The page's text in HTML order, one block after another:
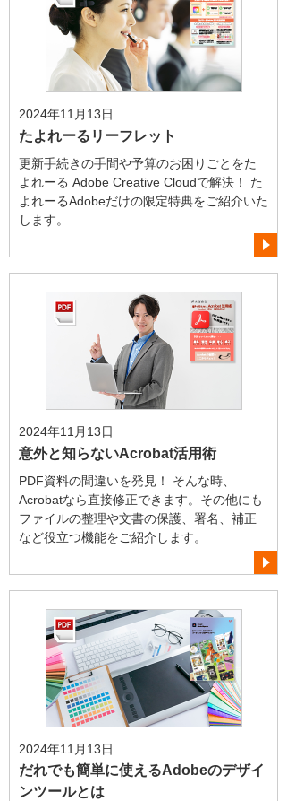
2024年11月13日
たよれーるリーフレット
更新手続きの手間や予算のお困りごとをた
よれーる Adobe Creative Cloudで解決！ た
よれーるAdobeだけの限定特典をご紹介いた
します。
2024年11月13日
意外と知らないAcrobat活用術
PDF資料の間違いを発見！ そんな時、
Acrobatなら直接修正できます。その他にも
ファイルの整理や文書の保護、署名、補正
など役立つ機能をご紹介します。
2024年11月13日
だれでも簡単に使えるAdobeのデザイ
ンツールとは